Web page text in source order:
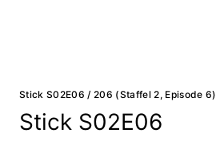
Stick S02E06 / 206 (Staffel 2, Episode 6)
Stick S02E06